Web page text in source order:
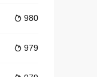
 980
 979